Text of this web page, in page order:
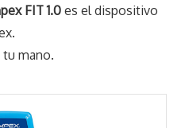
FIT 1.0 es el dispositivo
mano.